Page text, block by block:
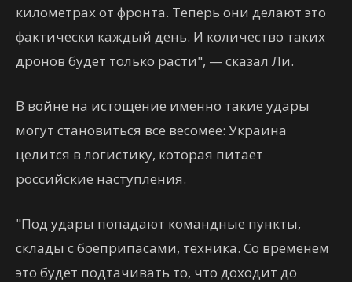
километрах от фронта. Теперь они делают это
фактически каждый день. И количество таких
дронов будет только расти", — сказал Ли.
В войне на истощение именно такие удары
могут становиться все весомее: Украина
целится в логистику, которая питает
российские наступления.
"Под удары попадают командные пункты,
склады с боеприпасами, техника. Со временем
это будет подтачивать то, что доходит до